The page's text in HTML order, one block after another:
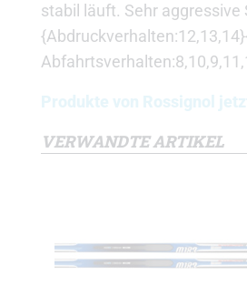
stabil läuft. Sehr
Produkte von Rossignol
VERWANDTE ARTIKEL